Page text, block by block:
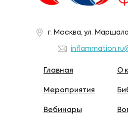
г. Москва, ул.
Главная
Мероприятия
Вебинары
О